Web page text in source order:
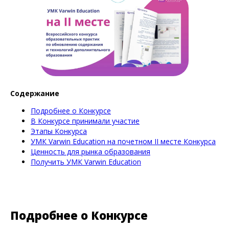
Содержание
Подробнее о Конкурсе
В Конкурсе принимали участие
Этапы Конкурса
УМК Varwin Education на почетном II месте Конкурса
Ценность для рынка образования
Получить УМК Varwin Education
Подробнее о Конкурсе